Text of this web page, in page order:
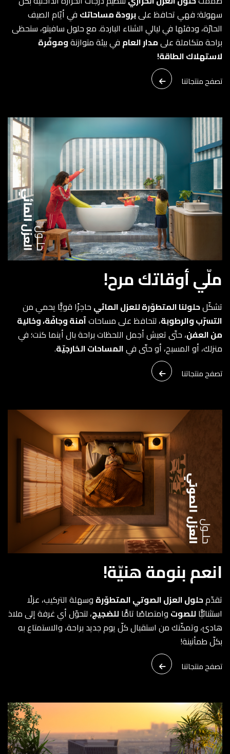
سهولة؛ فهي تحافظ علىبرودة مساحاتك في أيّام الصيف
الحارّة، ودفئها في ليالي الشتاء الباردة. مع حلول سافيتو، ستحظى
براحة متكاملة علىمدار العام في بيئة متوازنةوموفّرة
لاستهلاك الطاقة!
تصفح منتجاتنا
ملّي أوقاتك مرح!
تشكّلحلولنا المتطوّرة للعزل المائي حاجزًا قويًّا يحمي من
التسرّب والرطوبة، لتحافظ على مساحاتآمنة وجافّة، وخالية
من العفن، حتّى تعيش أجمل اللحظات براحة بال أينما كنت؛ في
منزلك، أو المسبح، أو حتّى فيالمساحات الخارجيّة.
تصفح منتجاتنا
انعم بنومة هنيّة!
تقدّمحلول العزل الصوتي المتطوّرة وسهلة التركيب، عزلًا
استثنائيًّا للصوت وامتصاصًا تامًّا للضجيج، لتحوّل أي غرفة إلى ملاذ
هادئ، وتمكّنك من استقبال كلّ يوم جديد براحة، والاستمتاع به
بكلّ طمأنينة!
تصفح منتجاتنا